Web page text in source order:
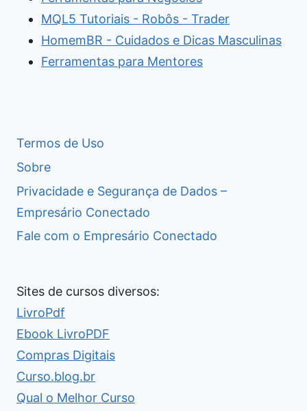
MQL5 Tutoriais - Robôs - Trader
HomemBR - Cuidados e Dicas Masculinas
Ferramentas para Mentores
Termos de Uso
Sobre
Privacidade e Segurança de Dados –
Empresário Conectado
Fale com o Empresário Conectado
Sites de cursos diversos:
LivroPdf
Ebook LivroPDF
Compras Digitais
Curso.blog.br
Qual o Melhor Curso